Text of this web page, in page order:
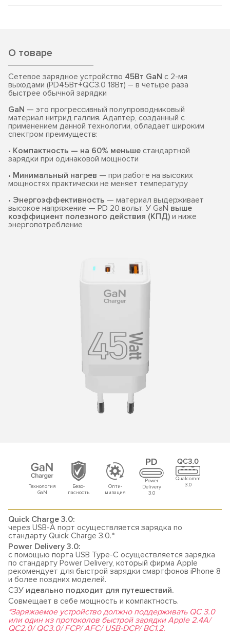
О товаре
Сетевое зарядное устройство 45Вт GaN c 2-мя
выходами (PD45Вт+QC3.0 18Вт) – в четыре раза
быстрее обычной зарядки
GaN — это прогрессивный полупроводниковый
материал нитрид галлия. Адаптер, созданный с
применением данной технологии, обладает широким
спектром преимуществ:
• Компактность — на 60% меньше стандартной
зарядки при одинаковой мощности
• Минимальный нагрев — при работе на высоких
мощностях практически не меняет температуру
• Энергоэффективность — материал выдерживает
высокое напряжение — PD 20 вольт. У GaN выше
коэффициент полезного действия (КПД) и ниже
энергопотребление
Технология
GaN
Безо-
пасность
Опти-
мизация
Power
Delivery
3.0
Qualcomm
3.0
Quick Charge 3.0:
через USB-A порт осуществляется зарядка по
стандарту Quick Charge 3.0.*
Power Delivery 3.0:
с помощью порта USB Type-C осуществляется зарядка
по стандарту Power Delivery, который фирма Apple
рекомендует для быстрой зарядки смартфонов iPhone 8
и более поздних моделей.
СЗУ идеально подходит для путешествий.
Совмещает в себе мощность и компактность.
*Заряжаемое устройство должно поддерживать QC 3.0
или один из протоколов быстрой зарядки Apple 2.4A/
QC2.0/ QC3.0/ FCP/ AFC/ USB-DCP/ BC1.2.